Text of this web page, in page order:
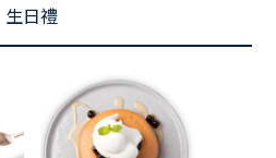
微兜門市
來微兜
生日禮